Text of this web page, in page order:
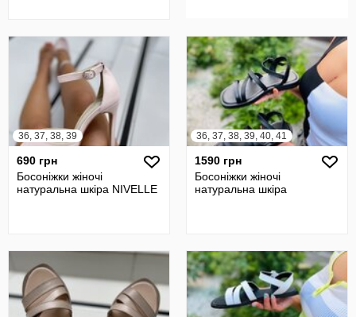
36, 37, 38, 39
690 грн
Босоніжки жіночі
натуральна шкіра NIVELLE
36, 37, 38, 39, 40, 41
1590 грн
Босоніжки жіночі
натуральна шкіра